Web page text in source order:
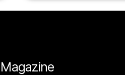
Magazine